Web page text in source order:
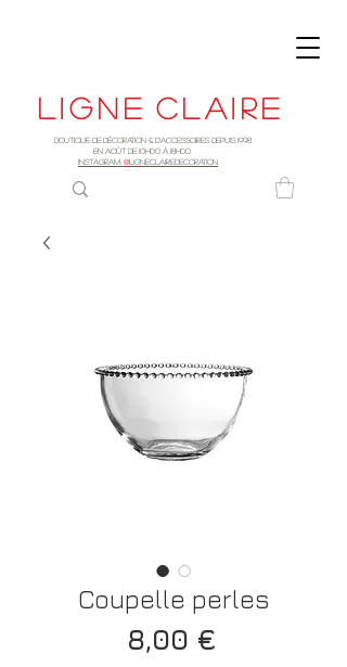
Ligne claire
Boutique de décoration & d'accessoires depuis 1998
EN AOûT DE 10h00 à 18H00
INSTAGRAM: @LIGNECLAIREDECORATION
Coupelle perles
8,00 €Prix